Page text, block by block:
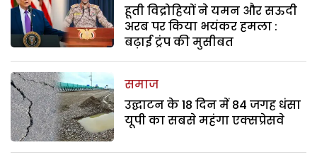
हूती विद्रोहियों ने यमन और सऊदी
अरब पर किया भयंकर हमला :
बढ़ाई ट्रंप की मुसीबत
समाज
उद्घाटन के 18 दिन में 84 जगह धंसा
यूपी का सबसे महंगा एक्सप्रेसवे